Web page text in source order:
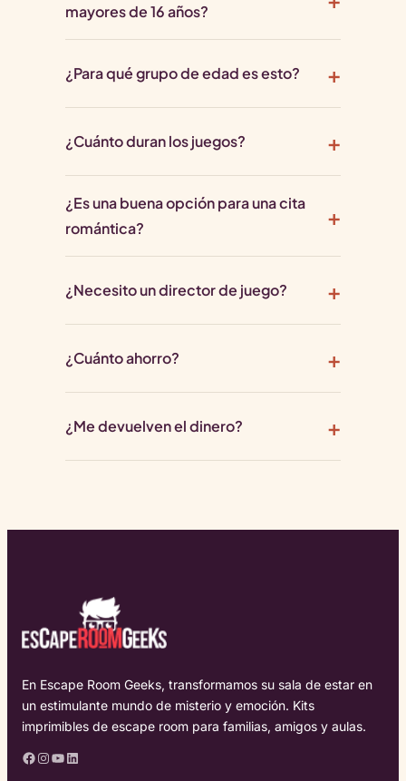
mayores de 16 años?
¿Para qué grupo de edad es esto?
¿Cuánto duran los juegos?
¿Es una buena opción para una cita
romántica?
¿Necesito un director de juego?
¿Cuánto ahorro?
¿Me devuelven el dinero?
En Escape Room Geeks, transformamos su sala de estar en
un estimulante mundo de misterio y emoción. Kits
imprimibles de escape room para familias, amigos y aulas.
Facebook Instagram YouTube LinkedIn